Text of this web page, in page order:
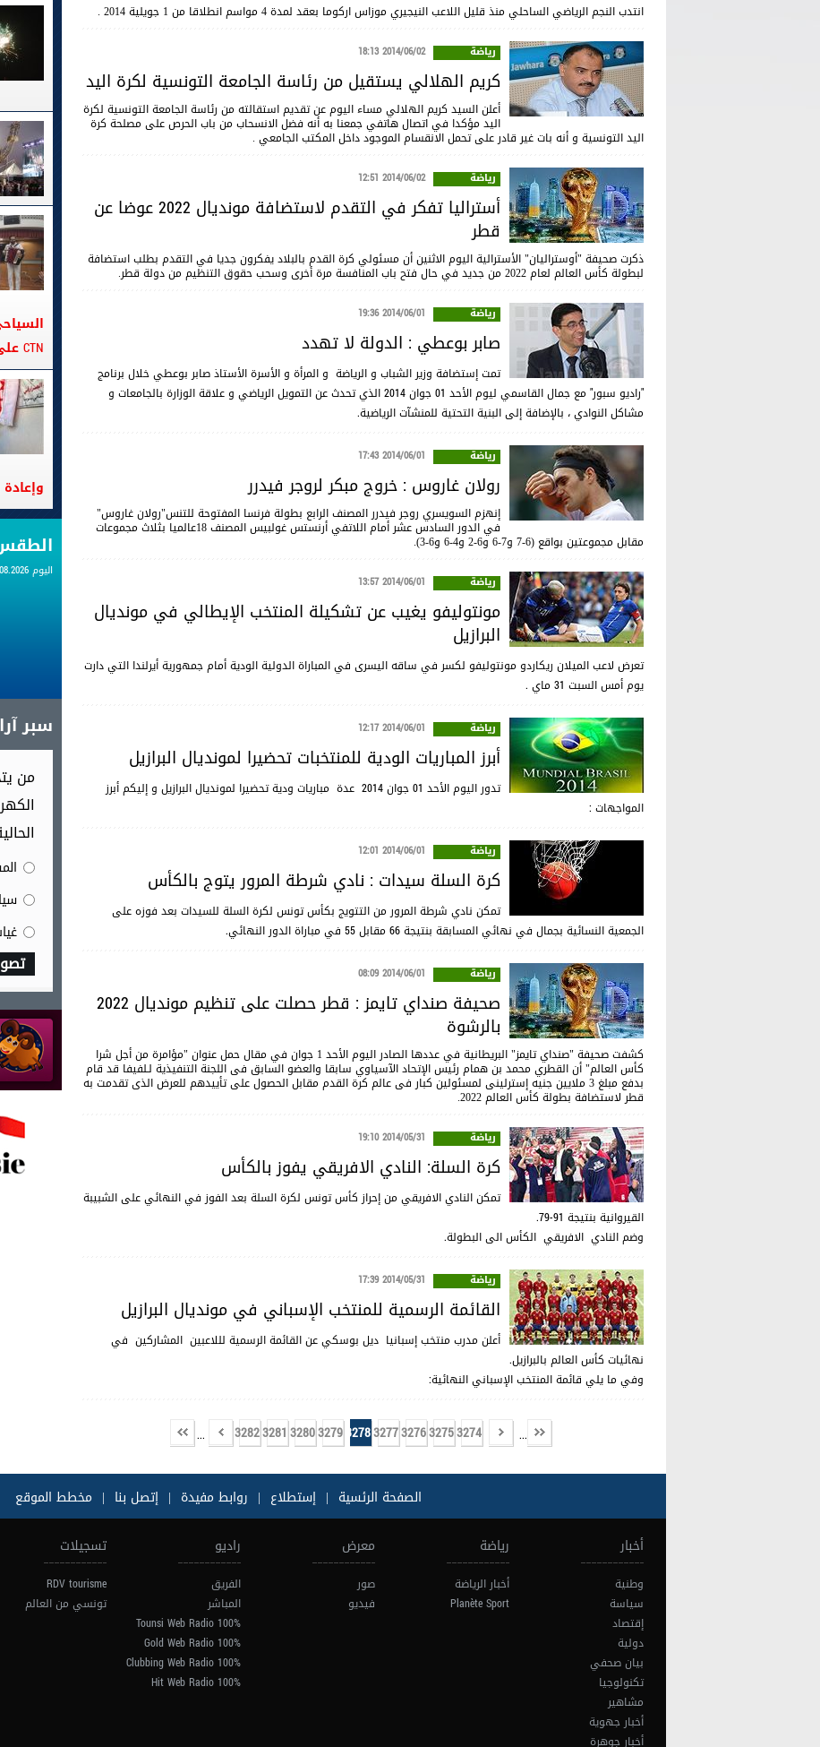
انتدب النجم الرياضي الساحلي منذ قليل اللاعب النيجيري موزاس اركوما بعقد لمدة 4 مواسم انطلاقا من 1 جويلية 2014 .
رياضة 2014/06/02 18:13
كريم الهلالي يستقيل من رئاسة الجامعة التونسية لكرة اليد
أعلن السيد كريم الهلالي مساء اليوم عن تقديم استقالته من رئاسة الجامعة التونسية لكرة
اليد مؤكدا في اتصال هاتفي جمعنا به أنه فضل الانسحاب من باب الحرص على مصلحة كرة
اليد التونسية و أنه بات غير قادر على تحمل الانقسام الموجود داخل المكتب الجامعي .
رياضة 2014/06/02 12:51
أستراليا تفكر في التقدم لاستضافة مونديال 2022 عوضا عن
قطر
ذكرت صحيفة "أوستراليان" الأسترالية اليوم الاثنين أن مسئولي كرة القدم بالبلاد يفكرون جديا في التقدم بطلب استضافة
لبطولة كأس العالم لعام 2022 من جديد في حال فتح باب المنافسة مرة أخرى وسحب حقوق التنظيم من دولة قطر.
رياضة 2014/06/01 19:36
صابر بوعطي : الدولة لا تهدد
تمت إستضافة وزير الشباب و الرياضة و المرأة و الأسرة الأستاذ صابر بوعطي خلال برنامج
"راديو سبور" مع جمال القاسمي ليوم الأحد 01 جوان 2014 الذي تحدث عن التمويل الرياضي و علاقة الوزارة بالجامعات و
مشاكل النوادي ، بالإضافة إلى البنية التحتية للمنشآت الرياضية.
رياضة 2014/06/01 17:43
رولان غاروس : خروج مبكر لروجر فيدرر
إنهزم السويسري روجر فيدرر المصنف الرابع بطولة فرنسا المفتوحة للتنس"رولان غاروس"
في الدور السادس عشر أمام اللاتفي أرنستس غولبيس المصنف 18عالميا بثلاث مجموعات
مقابل مجموعتين بواقع (6-7 و7-6 و6-2 و4-6 و6-3).
رياضة 2014/06/01 13:57
مونتوليفو يغيب عن تشكيلة المنتخب الإيطالي في مونديال
البرازيل
تعرض لاعب الميلان ريكاردو مونتوليفو لكسر في ساقه اليسرى في المباراة الدولية الودية أمام جمهورية أيرلندا التي دارت
يوم أمس السبت 31 ماي .
رياضة 2014/06/01 12:17
أبرز المباريات الودية للمنتخبات تحضيرا لمونديال البرازيل
تدور اليوم الأحد 01 جوان 2014 عدة مباريات ودية تحضيرا لمونديال البرازيل و إليكم أبرز
المواجهات :
رياضة 2014/06/01 12:01
كرة السلة سيدات : نادي شرطة المرور يتوج بالكأس
تمكن نادي شرطة المرور من التتويج بكأس تونس لكرة السلة للسيدات بعد فوزه على
الجمعية النسائية بجمال في نهائي المسابقة بنتيجة 66 مقابل 55 في مباراة الدور النهائي.
رياضة 2014/06/01 08:09
صحيفة صنداي تايمز : قطر حصلت على تنظيم مونديال 2022
بالرشوة
كشفت صحيفة "صنداي تايمز" البريطانية في عددها الصادر اليوم الأحد 1 جوان في مقال حمل عنوان "مؤامرة من أجل شرا
كأس العالم" أن القطري محمد بن همام رئيس الإتحاد الآسياوي سابقا والعضو السابق فى اللجنة التنفيذية لـلفيفا قد قام
بدفع مبلغ 3 ملايين جنيه إسترلينى لمسئولين كبار فى عالم كرة القدم مقابل الحصول على تأييدهم للعرض الذى تقدمت به
قطر لاستضافة بطولة كأس العالم 2022.
رياضة 2014/05/31 19:10
كرة السلة: النادي الافريقي يفوز بالكأس
تمكن النادي الافريقي من إحراز كأس تونس لكرة السلة بعد الفوز في النهائي على الشبيبة
القيروانية بنتيجة 91-79.
وضم النادي الافريقي الكأس الى البطولة.
رياضة 2014/05/31 17:39
القائمة الرسمية للمنتخب الإسباني في مونديال البرازيل
أعلن مدرب منتخب إسبانيا ديل بوسكي عن القائمة الرسمية لللاعبين المشاركين في
نهائيات كأس العالم بالبرازيل.
وفي ما يلي قائمة المنتخب الإسباني النهائية:
...
3274
3275
3276
3277
3278
3279
3280
3281
3282
...
CTN على متن الباخرة تانيت
اليوم 08.08.2026
سبر
من
الصفحة الرئسية | إستطلاع | روابط مفيدة | إتصل بنا | مخطط الموقع
أخبار
وطنية
سياسة
إقتصاد
دولية
بيان صحفي
تكنولوجيا
مشاهير
أخبار جهوية
أخبار جوهرة
رياضة
أخبار الرياضة
Planète Sport
معرض
صور
فيديو
راديو
الفريق
المباشر
100% Tounsi Web Radio
100% Gold Web Radio
100% Clubbing Web Radio
100% Hit Web Radio
تسجيلات
RDV tourisme
تونسي من العالم